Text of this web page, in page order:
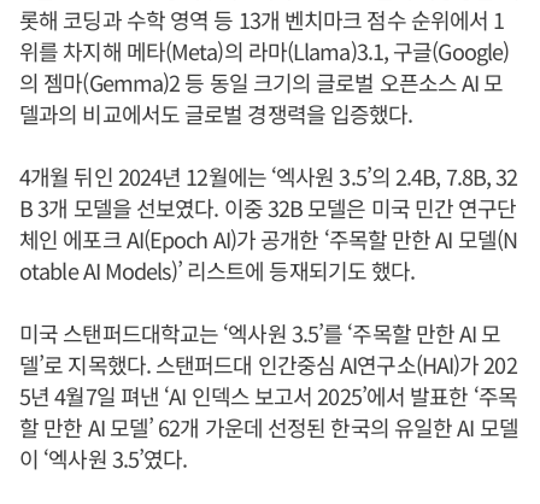
롯해 코딩과 수학 영역 등 13개 벤치마크 점수 순위에서 1
위를 차지해 메타(Meta)의 라마(Llama)3.1, 구글(Google)
의 젬마(Gemma)2 등 동일 크기의 글로벌 오픈소스 AI 모
델과의 비교에서도 글로벌 경쟁력을 입증했다.
4개월 뒤인 2024년 12월에는 ‘엑사원 3.5’의 2.4B, 7.8B, 32
B 3개 모델을 선보였다. 이중 32B 모델은 미국 민간 연구단
체인 에포크 AI(Epoch AI)가 공개한 ‘주목할 만한 AI 모델(N
otable AI Models)’ 리스트에 등재되기도 했다.
미국 스탠퍼드대학교는 ‘엑사원 3.5’를 ‘주목할 만한 AI 모
델’로 지목했다. 스탠퍼드대 인간중심 AI연구소(HAI)가 202
5년 4월7일 펴낸 ‘AI 인덱스 보고서 2025’에서 발표한 ‘주목
할 만한 AI 모델’ 62개 가운데 선정된 한국의 유일한 AI 모델
이 ‘엑사원 3.5’였다.